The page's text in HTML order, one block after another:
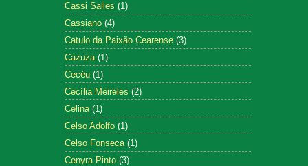
Cassi Salles (1)
Cassiano (4)
Catulo da Paixão Cearense (3)
Cazuza (1)
Cecéu (1)
Cecília Meireles (2)
Celina (1)
Celso Adolfo (1)
Celso Fonseca (1)
Cenyra Pinto (3)